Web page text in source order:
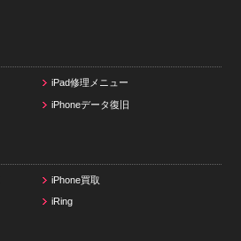
iPad修理メニュー
iPhoneデータ復旧
iPhone買取
iRing